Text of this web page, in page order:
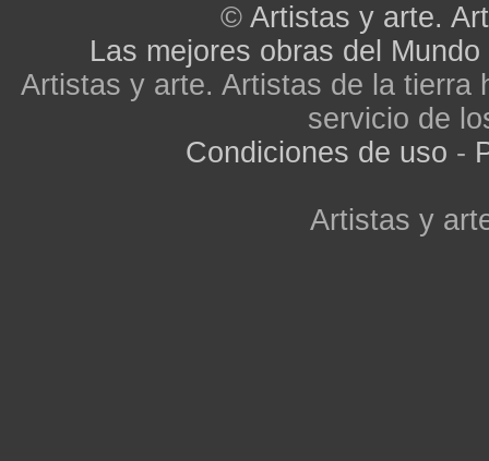
© Artistas y arte.
Las mejores obras del Mundo
Artistas y arte. Artistas de la tierra
servicio de
Condiciones de uso -
Artistas y